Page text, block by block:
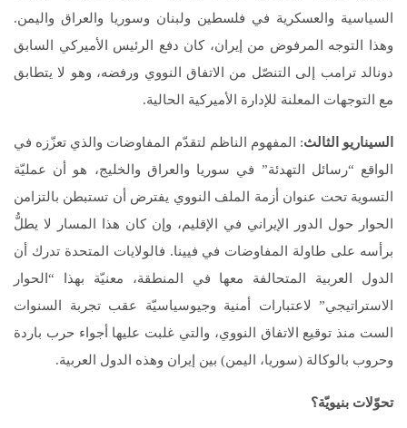
السياسية والعسكرية في فلسطين ولبنان وسوريا والعراق واليمن.
وهذا التوجه المرفوض من إيران، كان دفع الرئيس الأميركي السابق
دونالد ترامب إلى التنصّل من الاتفاق النووي ورفضه، وهو لا يتطابق
مع التوجهات المعلنة للإدارة الأميركية الحالية.
السيناريو الثالث: المفهوم الناظم لتقدّم المفاوضات والذي تعزّزه في
الواقع “رسائل التهدئة” في سوريا والعراق والخليج، هو أن عمليّة
التسوية تحت عنوان أزمة الملف النووي يفترض أن تستبطن بالتزامن
الحوار حول الدور الإيراني في الإقليم، وإن كان هذا المسار لا يطلُّ
برأسه على طاولة المفاوضات في فيينا. فالولايات المتحدة تدرك أن
الدول العربية المتحالفة معها في المنطقة، معنيّة بهذا “الحوار
الاستراتيجي” لاعتبارات أمنية وجيوسياسيّة عقب تجربة السنوات
الست منذ توقيع الاتفاق النووي، والتي غلبت عليها أجواء حرب باردة
وحروب بالوكالة (سوريا، اليمن) بين إيران وهذه الدول العربية.
تحوّلات بنيويّة؟